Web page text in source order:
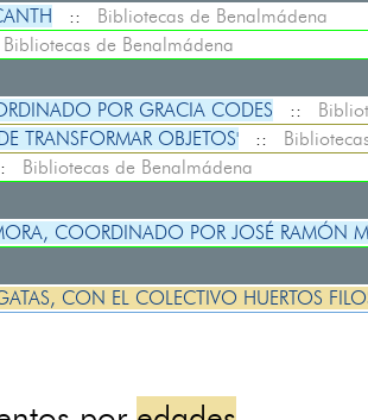
:: Bibliotecas de Benalmádena
Bibliotecas de Benalmádena
POR GRACIA CODES ::
TRANSFORMAR OBJETOS'::
Bibliotecas de Benalmádena
COORDINADO POR JOSÉ RAMÓN
CON EL COLECTIVO HUERTOS